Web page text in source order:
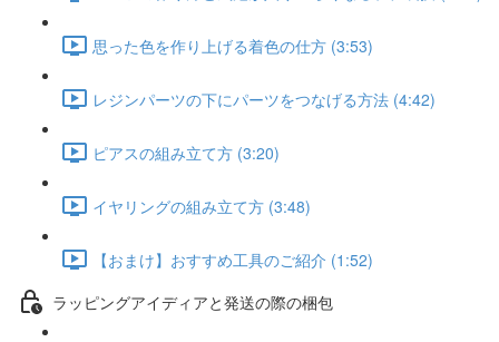
思った色を作り上げる着色の仕方 (3:53)
レジンパーツの下にパーツをつなげる方法 (4:42)
ピアスの組み立て方 (3:20)
イヤリングの組み立て方 (3:48)
【おまけ】おすすめ工具のご紹介 (1:52)
ラッピングアイディアと発送の際の梱包